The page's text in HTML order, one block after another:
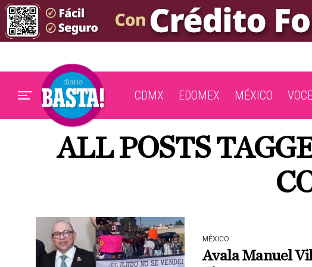
CDMX EDOMEX MÉXICO
ALL POSTS
MÉXICO
Avala Manuel